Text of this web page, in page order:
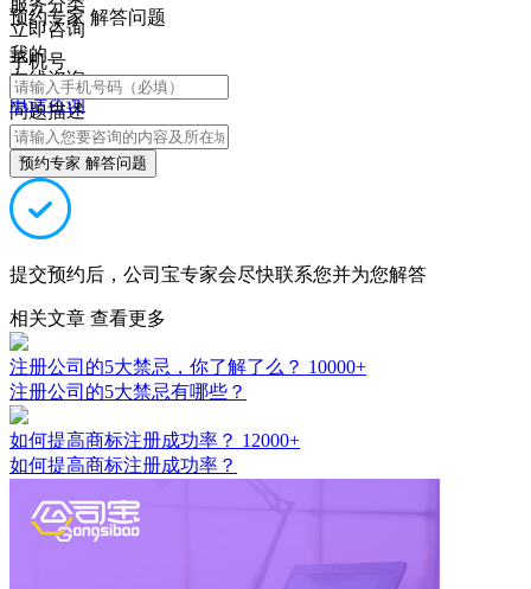
立即咨询
我的
在线咨询
电话咨询
预约专家 解答问题
手机号
问题描述
预约专家 解答问题
提交预约后，公司宝专家会尽快联系您并为您解答
相关文章 查看更多
注册公司的5大禁忌，你了解了么？ 10000+
注册公司的5大禁忌有哪些？
如何提高商标注册成功率？ 12000+
如何提高商标注册成功率？